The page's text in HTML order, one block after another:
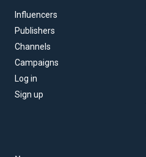
Influencers
Publishers
Channels
Campaigns
Log in
Sign up